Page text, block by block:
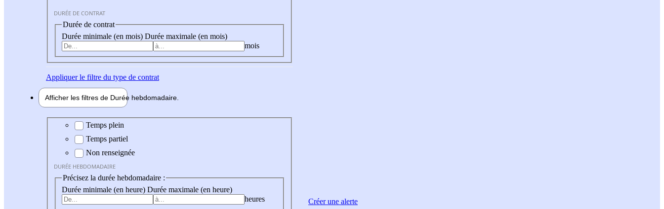
DURÉE DE CONTRAT
Durée de contrat
Durée minimale (en mois) Durée maximale (en mois)
mois
Appliquerle filtre du type de contrat
Afficher les filtres de Durée hebdomadaire
Durée hebdomadaire
Temps plein
Temps partiel
Non renseignée
DURÉE HEBDOMADAIRE
Précisez la durée hebdomadaire :
Durée minimale (en heure) Durée maximale (en heure)
heures
Créer une alerte